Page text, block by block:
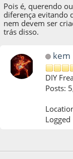
Pois é, querendo
diferença evitando
nem devem ser
trás disso.
kem
DIY
Posts:
Logged